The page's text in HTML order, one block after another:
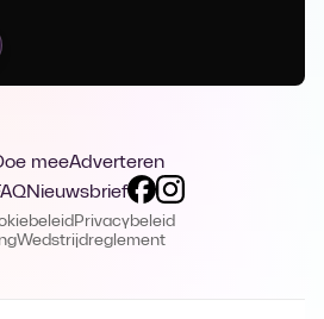
meeAdverteren
Nieuwsbrief
Privacybeleid
Wedstrijdreglement